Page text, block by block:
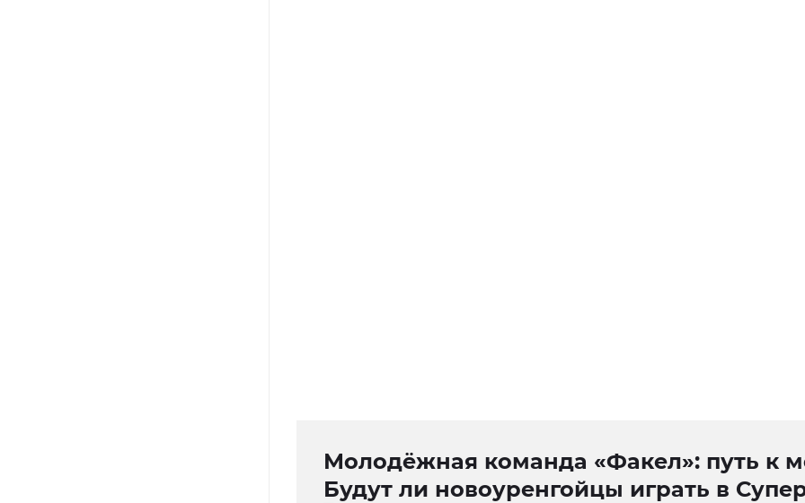
Молодёжная команда «Факел»: путь к
Будут ли новоуренгойцы играть в